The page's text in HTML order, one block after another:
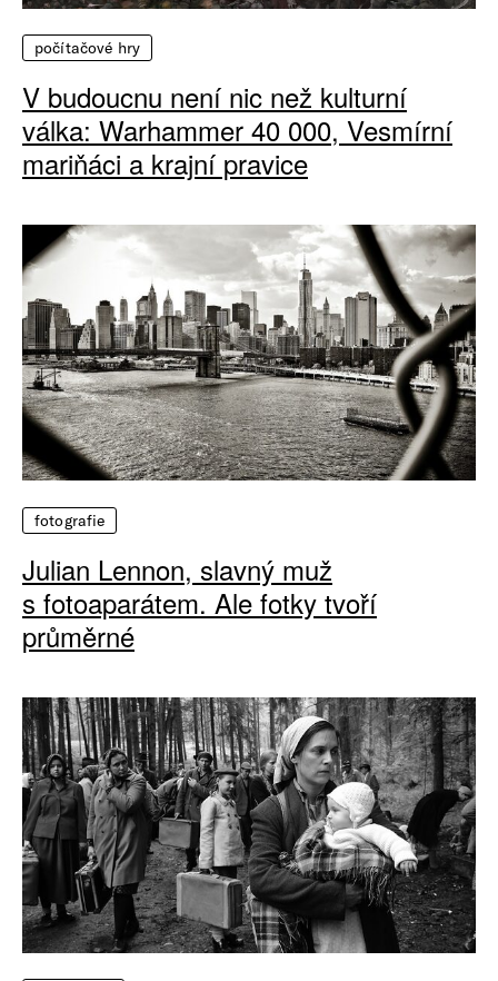
počítačové hry
V budoucnu není nic než kulturní
válka: Warhammer 40 000, Vesmírní
mariňáci a krajní pravice
fotografie
Julian Lennon, slavný muž
s fotoaparátem. Ale fotky tvoří
průměrné